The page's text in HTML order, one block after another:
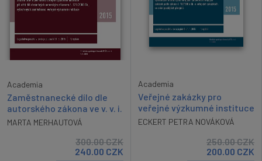
Academia
Zaměstnanecké dílo dle
autorského zákona ve v. v. i.
MARTA MERHAUTOVÁ
300.00CZK
240.00 CZK
Academia
Veřejné zakázky pro
veřejné výzkumné instituce
ECKERT PETRA NOVÁKOVÁ
250.00CZK
200.00 CZK